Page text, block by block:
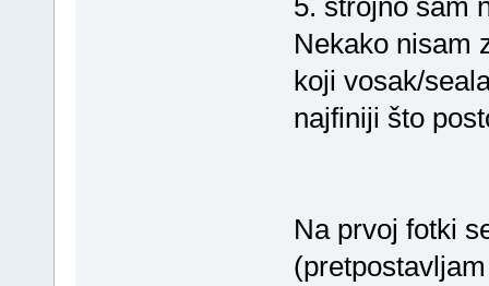
5. strojno sam
Nekako nisam
koji vosak/
najfiniji što
Na prvoj fotki